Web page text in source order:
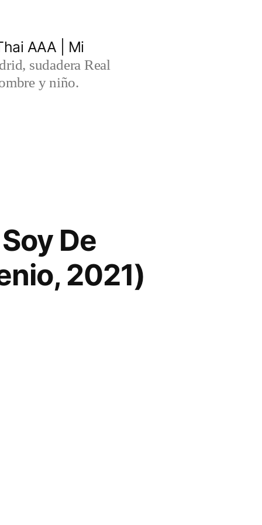
AAA | Mi
sudadera Real
y niño.
De
2021)